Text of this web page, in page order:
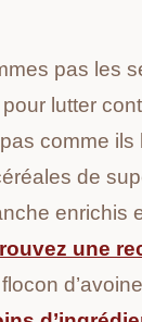
pas les
lutter
comme
de
enrichis
une